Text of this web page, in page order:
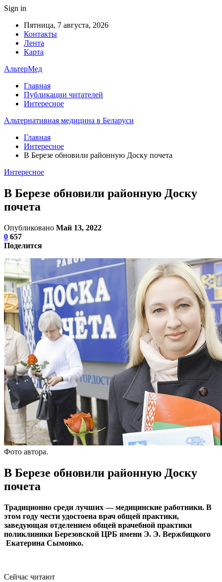
Sign in
Пятница, 7 августа, 2026
Контакты
Лента
Карта
АльтерМед
Главная
Публикации читателей
Интересное
Альтернативная медицина в Беларуси
Главная
Интересное
В Березе обновили районную Доску почета
Интересное
В Березе обновили районную Доску
почета
Опубликовано Май 13, 2022
0 657
Поделится
Фото автора.
В Березе обновили районную Доску
почета
Традиционно среди лучших — медицинские работники. В
этом году чести удостоена врач общей практики,
заведующая отделением общей врачебной практики
поликлиники Березовской ЦРБ имени Э. Э. Вержбицкого
Екатерина Сымонко.
Сейчас читают